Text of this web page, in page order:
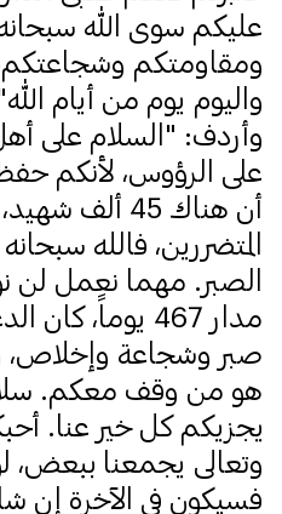
عليكم سوى الله
ومقاومتكم وشجاعتكم،
واليوم يوم من أيام
وأردف: "السلام على أهل
على الرؤوس، لأنكم
أن هناك 45
المتضررين، فالله
الصبر. مهما نعمل لن
مدار 467 يوماً،
صبر وشجاعة وإخلاص،
هو من وقف معكم.
يجزيكم كل خير عنا.
وتعالى يجمعنا ببعض، لو
فسيكون في الآخرة إن